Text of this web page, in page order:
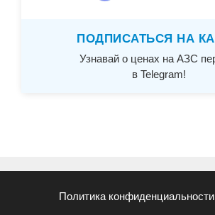
ПОДПИСАТЬСЯ НА
Узнавай о ценах на АЗС
в Telegram!
Политика конфиденциальности